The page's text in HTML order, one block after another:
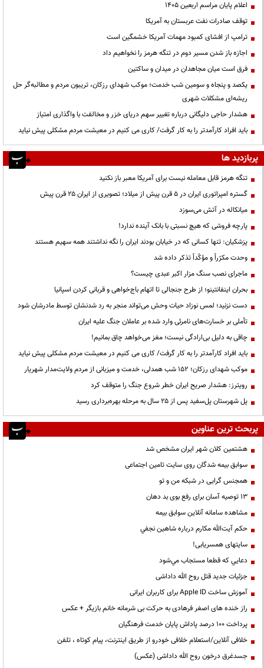
اعلام پایان مراسم اربعین ۱۴۰۵
توقف صادرات نفت عربستان به آمریکا
ترامپ از افشای کمبود مهمات آمریکا خشمگین است
اجازه باز شدن مسیر دوم در تنگه هرمز را نخواهیم داد
فرق است میان مجاهدان در میدان و ساکتین
یکصد و پنجاه و سومین شب خدمت؛ موکب شهدای رزکان، تریبون مردم و مطالبه‌گر حل
ریشه‌ای مشکلات شهری
هشدار حاجی دلیگانی درباره تغییر سهم دریای خزر و مخالفت با واگذاری امتیاز
باید افراد کارآمدتر را به کار گرفت/ کاری می کنیم در معیشت مردم مشکلی پیش نیاید
پربازدید ها
تنگه هرمز قابل معامله نیست برای آمریکا معبر باز نکنید
گستره امپراتوری ایران در ۵ قرن پیش از میلاد؛ تصویری از ایران ۲۵ قرن پیش
میانکاله در آتش می‌سوزد
پارچه فروشی که هیچ نسبتی با بانک آینده ندارد!
پزشکیان: تنها کسانی که در خیابان بودند ایران را نگه نداشتند همه سهیم هستند
وحدت مکرّراً و مؤکّداً تذکر داده شد
ماجرای نصب سنگ مزار اکبر عبدی چیست؟
بحران اینفانتینو؛ از طرح جنجالی تا اتهام باج‌خواهی و قربانی کردن اسپانیا
دست نزنید؛ لمس نوزاد حیات وحش می‌تواند منجر به رد شدنشان توسط مادرشان شود
تأملی بر خسارت‌های نامرئی وارد شده بر عاملان جنگ علیه ایران
چاقی به دلیل بی‌ارادگی نیست؛ مغز می‌خواهد چاق بمانیم!
باید افراد کارآمدتر را به کار گرفت/ کاری می کنیم در معیشت مردم مشکلی پیش نیاید
موکب شهدای رزکان؛ ۱۵۲ شب همدلی، خدمت و میزبانی از مردم ولایت‌مدار شهریار
رویترز: هشدار صریح ایران خطر شروع جنگ را متوقف کرد
پل شهرستان پل‌سفید پس از ۲۵ سال به مرحله بهره‌برداری رسید
پربحث ترین عناوین
هشتمین کلان شهر ایران مشخص شد
سوابق بیمه شدگان روی سایت تامین اجتماعی
همجنس گرایی در شبکه من و تو
13 توصیه آسان برای رفع بوی بد دهان
مشاهده سامانه آنلاين سوابق بیمه
حكم آيت‌الله مكارم درباره شاهين نجفي
سایتهای همسریابی!
دعايي كه قطعا مستجاب مي‌شود
جزئیات جدید قتل روح الله داداشی
آموزش ساخت Apple ID برای کاربران ایرانی
راز خنده های اصغر فرهادی به حرکت بی شرمانه خانم بازیگر + عکس
پرداخت ۱۰۰ درصد پاداش پایان خدمت فرهنگیان
خلافی آنلاین/استعلام خلافی خودرو از طریق اینترنت، پیام کوتاه ، تلفن
جسدغرق درخون روح الله داداشی (عکس)